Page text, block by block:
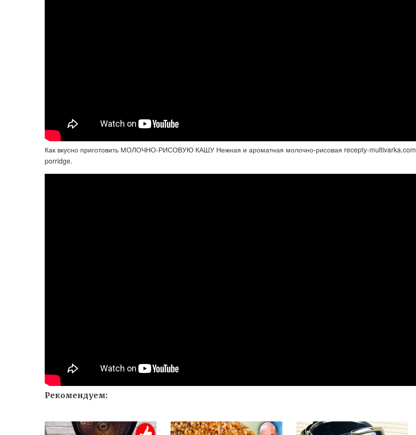
Как вкусно приготовить МОЛОЧНО-РИСОВУЮ КАШУ Нежная и ароматная молочно-рисовая recepty-multivarka.com
porridge.
Рекомендуем: